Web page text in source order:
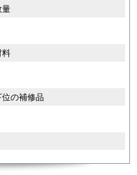
量
料
位の補修品